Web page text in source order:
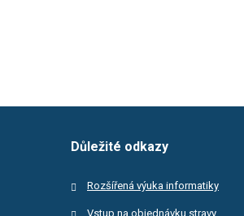
Důležité odkazy
Rozšířená výuka informatiky
Vstup na objednávku stravy